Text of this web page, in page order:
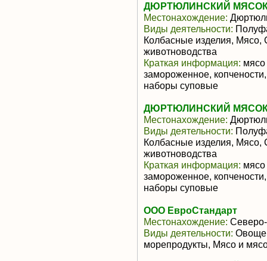
ДЮРТЮЛИНСКИЙ
Местонахождение:
Виды деятельности:
Колбасные изделия, Мясо,
животноводства
Краткая информация: мясо
замороженное,
наборы суповые
ДЮРТЮЛИНСКИЙ
Местонахождение:
Виды деятельности:
Колбасные изделия, Мясо,
животноводства
Краткая информация: мясо
замороженное,
наборы суповые
ООО ЕвроСтандарт
Местонахождение:
Виды деятельности:
морепродукты, Мясо и